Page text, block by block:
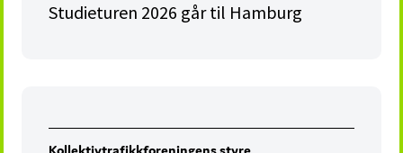
Studieturen 2026 går til Hamburg